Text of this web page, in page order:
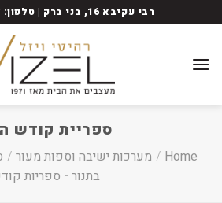
to
רבי עקיבא 16, בני ברק | טלפון: 03-579-8373
ספריית קודש
Home
/ מערכות ישיבה וספות מעור /
בתנור - ספריות